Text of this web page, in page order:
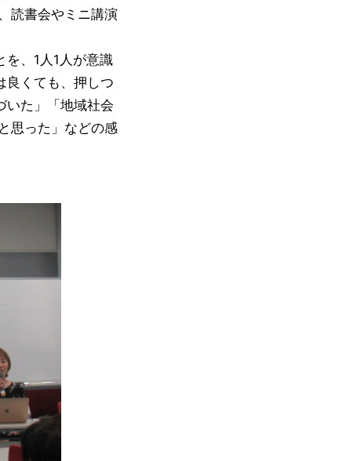
読書会やミニ講演
、1人1人が意識
良くても、押しつ
いた」「地域社会
思った」などの感